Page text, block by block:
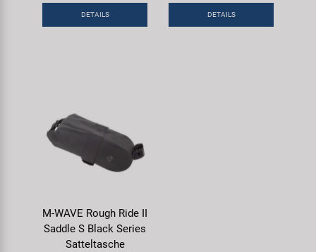
DETAILS DETAILS
M-WAVE Rough Ride II
Saddle S Black Series
Satteltasche